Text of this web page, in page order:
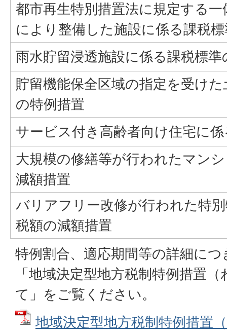
都市再生特別措置法に規定する
により整備した施設に係る課税
雨水貯留浸透施設に係る課税標準
貯留機能保全区域の指定を受け
の特例措置
サービス付き高齢者向け住宅に
大規模の修繕等が行われたマン
減額措置
バリアフリー改修が行われた特
税額の減額措置
特例割合、適応期間等の詳細に
「地域決定型地方税制特例措置
て」をご覧ください。
地域決定型地方税制特例措置